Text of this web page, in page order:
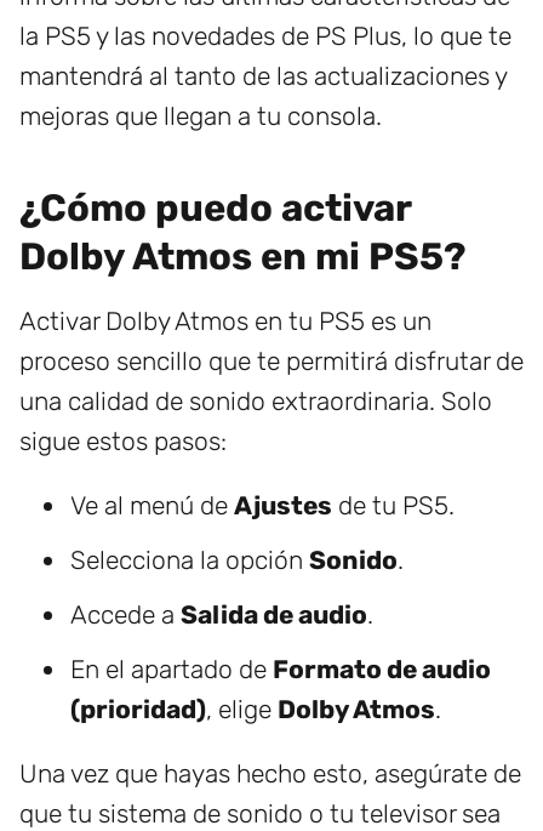
la PS5 y las novedades de PS Plus, lo que te
mantendrá al tanto de las actualizaciones y
mejoras que llegan a tu consola.
¿Cómo puedo activar
Dolby Atmos en mi PS5?
Activar Dolby Atmos en tu PS5 es un
proceso sencillo que te permitirá disfrutar de
una calidad de sonido extraordinaria. Solo
sigue estos pasos:
Ve al menú de Ajustes de tu PS5.
Selecciona la opción Sonido.
Accede a Salida de audio.
En el apartado de Formato de audio
(prioridad), elige Dolby Atmos.
Una vez que hayas hecho esto, asegúrate de
que tu sistema de sonido o tu televisor sea